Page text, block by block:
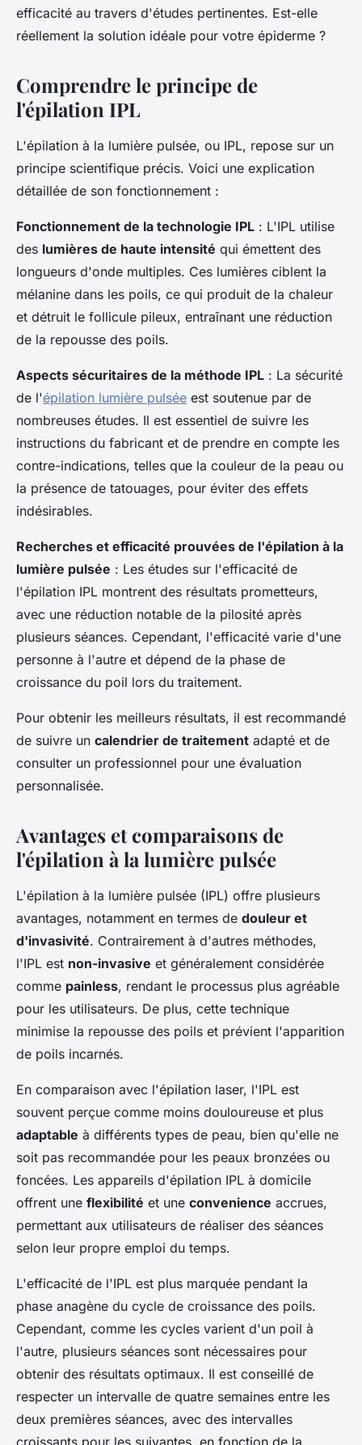
efficacité au travers d'études pertinentes. Est-elle
réellement la solution idéale pour votre épiderme ?
Comprendre le principe de
l'épilation IPL
L'épilation à la lumière pulsée, ou IPL, repose sur un
principe scientifique précis. Voici une explication
détaillée de son fonctionnement :
Fonctionnement de la technologie IPL : L'IPL utilise
des lumières de haute intensité qui émettent des
longueurs d'onde multiples. Ces lumières ciblent la
mélanine dans les poils, ce qui produit de la chaleur
et détruit le follicule pileux, entraînant une réduction
de la repousse des poils.
Aspects sécuritaires de la méthode IPL : La sécurité
de l'épilation lumière pulsée est soutenue par de
nombreuses études. Il est essentiel de suivre les
instructions du fabricant et de prendre en compte les
contre-indications, telles que la couleur de la peau ou
la présence de tatouages, pour éviter des effets
indésirables.
Recherches et efficacité prouvées de l'épilation à la
lumière pulsée : Les études sur l'efficacité de
l'épilation IPL montrent des résultats prometteurs,
avec une réduction notable de la pilosité après
plusieurs séances. Cependant, l'efficacité varie d'une
personne à l'autre et dépend de la phase de
croissance du poil lors du traitement.
Pour obtenir les meilleurs résultats, il est recommandé
de suivre un calendrier de traitement adapté et de
consulter un professionnel pour une évaluation
personnalisée.
Avantages et comparaisons de
l'épilation à la lumière pulsée
L'épilation à la lumière pulsée (IPL) offre plusieurs
avantages, notamment en termes de douleur et
d'invasivité. Contrairement à d'autres méthodes,
l'IPL est non-invasive et généralement considérée
comme painless, rendant le processus plus agréable
pour les utilisateurs. De plus, cette technique
minimise la repousse des poils et prévient l'apparition
de poils incarnés.
En comparaison avec l'épilation laser, l'IPL est
souvent perçue comme moins douloureuse et plus
adaptable à différents types de peau, bien qu'elle ne
soit pas recommandée pour les peaux bronzées ou
foncées. Les appareils d'épilation IPL à domicile
offrent une flexibilité et une convenience accrues,
permettant aux utilisateurs de réaliser des séances
selon leur propre emploi du temps.
L'efficacité de l'IPL est plus marquée pendant la
phase anagène du cycle de croissance des poils.
Cependant, comme les cycles varient d'un poil à
l'autre, plusieurs séances sont nécessaires pour
obtenir des résultats optimaux. Il est conseillé de
respecter un intervalle de quatre semaines entre les
deux premières séances, avec des intervalles